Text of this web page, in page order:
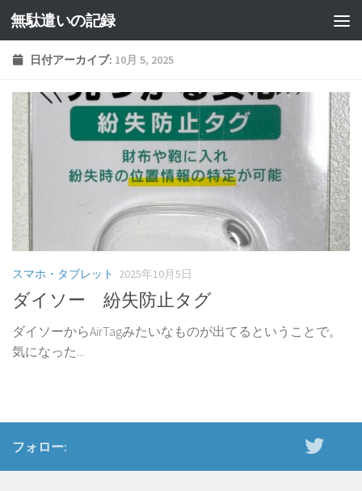
コンテンツへスキップ
無駄遣いの記録
日付アーカイブ: 10月 5, 2025
スマホ・タブレット 2025年10月5日
ダイソー 紛失防止タグ
ダイソーからAirTagみたいなものが出てるということで。
気になった...
フォロー: